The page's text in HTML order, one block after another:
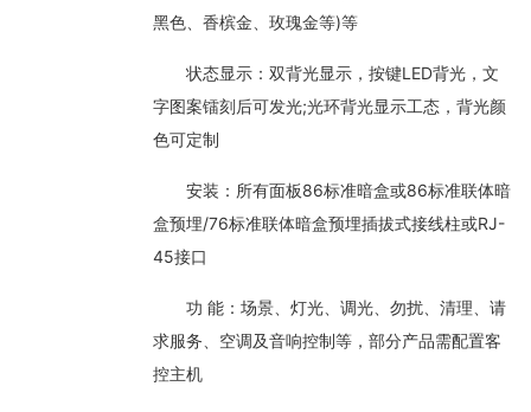
黑色、香槟金、玫瑰金等)等
状态显示：双背光显示，按键LED背光，文
字图案镭刻后可发光;光环背光显示工态，背光颜
色可定制
安装：所有面板86标准暗盒或86标准联体暗
盒预埋/76标准联体暗盒预埋插拔式接线柱或RJ-
45接口
功 能：场景、灯光、调光、勿扰、清理、请
求服务、空调及音响控制等，部分产品需配置客
控主机